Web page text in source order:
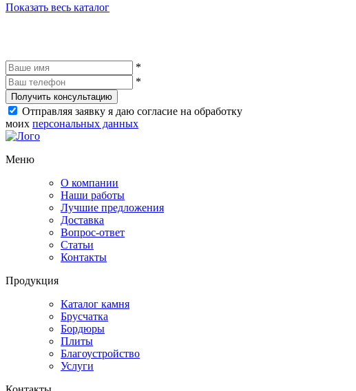
Показать весь каталог
*
*
Получить консультацию
Отправляя заявку я даю согласие на обработку
моих персональных данных
Меню
О компании
Наши работы
Лучшие предложения
Доставка
Вопрос-ответ
Статьи
Контакты
Продукция
Каталог камня
Брусчатка
Бордюры
Плиты
Благоустройство
Услуги